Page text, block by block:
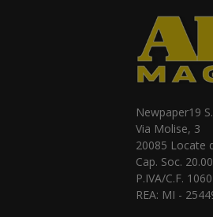
Newpaper19
Via Molise, 3
20085 Locate
Cap. Soc.
P.IVA/C.F.
REA: MI -